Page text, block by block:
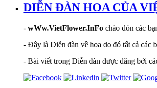
DIỄN ĐÀN HOA CỦA
- wWw.VietFlower.InFo chào đón các
- Đây là Diễn đàn về hoa do đó tất cả các
- Bài viết trong Diễn đàn được đăng bởi